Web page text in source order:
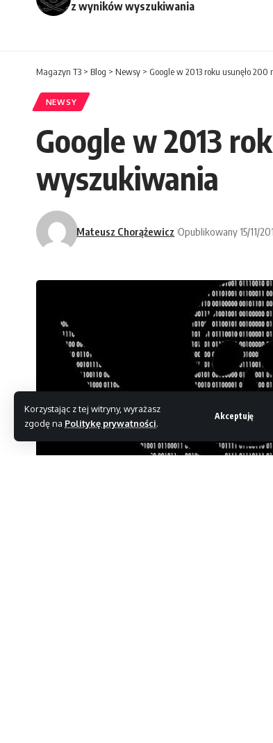
Korzystając z tej witryny, wyrażasz
zgodę na Politykę prywatności.
Akceptuję
z wyników wyszukiwania
Magazyn T3 > Blog > Newsy > Google w 2013 roku usunęło
NEWSY
Google w 2013
wyszukiwania
Mateusz Chorążewicz Opublikowany 15/11/